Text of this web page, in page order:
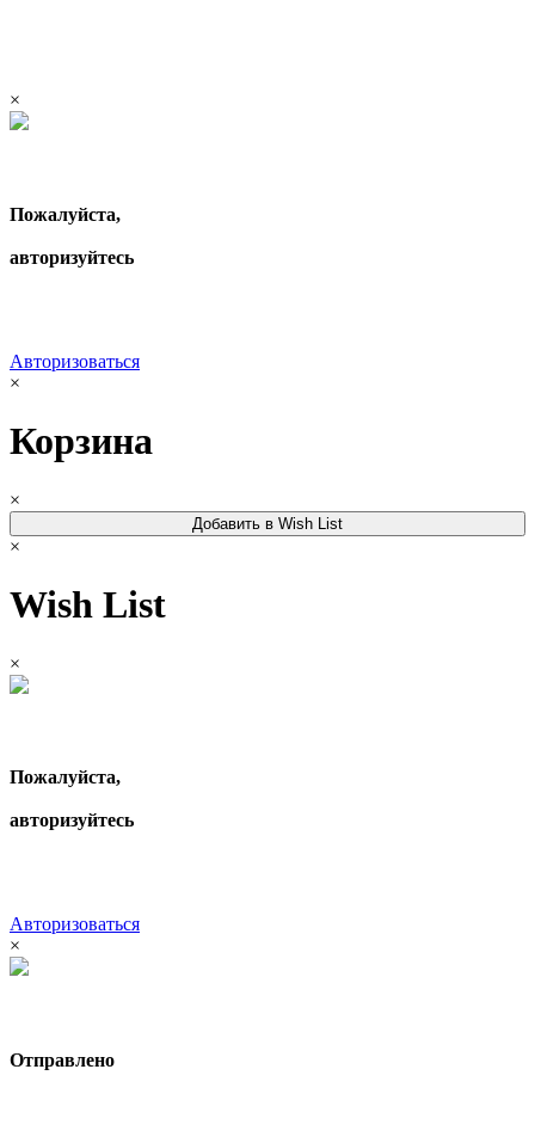
×
Пожалуйста,
авторизуйтесь
Авторизоваться
×
Корзина
×
Добавить в Wish List
×
Wish List
×
Пожалуйста,
авторизуйтесь
Авторизоваться
×
Отправлено